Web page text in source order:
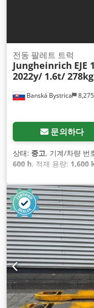
Banská Bystrica
전동 팔레트 트럭
Jungheinrich
2022y/ 1.6t/
문의하다
상태: 중고, 기계/차량 번
600 h, 적재 용량: 1,600